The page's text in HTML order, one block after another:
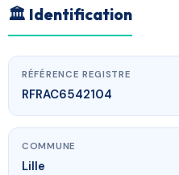
🏛 Identification
RÉFÉRENCE REGISTRE
RFRAC6542104
COMMUNE
Lille